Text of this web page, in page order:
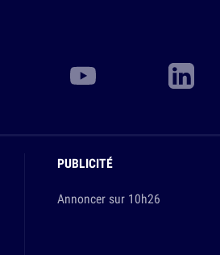
PUBLICITÉ
Annoncer sur 10h26